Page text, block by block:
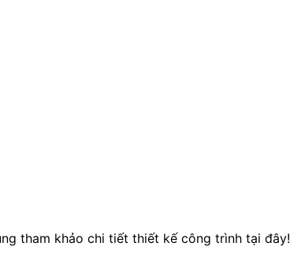
tham khảo chi tiết thiết kế công trình tại đây!